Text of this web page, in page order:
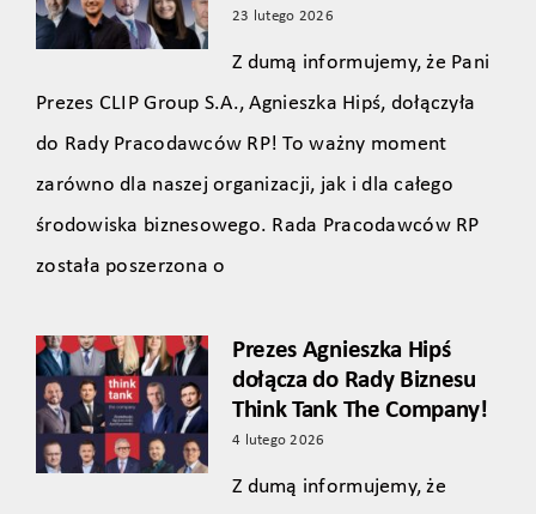
23 lutego 2026
Z dumą informujemy, że Pani
Prezes CLIP Group S.A., Agnieszka Hipś, dołączyła
do Rady Pracodawców RP! To ważny moment
zarówno dla naszej organizacji, jak i dla całego
środowiska biznesowego. Rada Pracodawców RP
została poszerzona o
Prezes Agnieszka Hipś
dołącza do Rady Biznesu
Think Tank The Company!
4 lutego 2026
Z dumą informujemy, że